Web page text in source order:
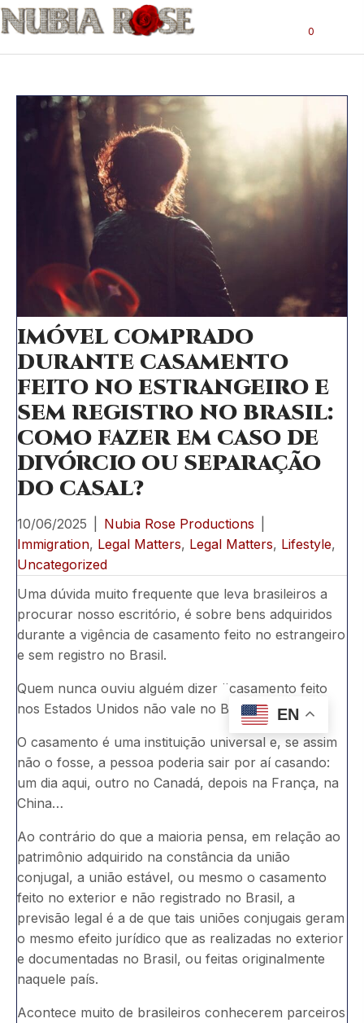
0
EN
IMÓVEL COMPRADO
DURANTE CASAMENTO
FEITO NO ESTRANGEIRO E
SEM REGISTRO NO BRASIL:
COMO FAZER EM CASO DE
DIVÓRCIO OU SEPARAÇÃO
DO CASAL?
10/06/2025 Nubia Rose Productions
Immigration, Legal Matters, Legal Matters, Lifestyle,
Uncategorized
Uma dúvida muito frequente que leva brasileiros a
procurar nosso escritório, é sobre bens adquiridos
durante a vigência de casamento feito no estrangeiro
e sem registro no Brasil.
Quem nunca ouviu alguém dizer ¨casamento feito
nos Estados Unidos não vale no Brasil”?.
O casamento é uma instituição universal e, se assim
não o fosse, a pessoa poderia sair por aí casando:
um dia aqui, outro no Canadá, depois na França, na
China…
Ao contrário do que a maioria pensa, em relação ao
patrimônio adquirido na constância da união
conjugal, a união estável, ou mesmo o casamento
feito no exterior e não registrado no Brasil, a
previsão legal é a de que tais uniões conjugais geram
o mesmo efeito jurídico que as realizadas no exterior
e documentadas no Brasil, ou feitas originalmente
naquele país.
Acontece muito de brasileiros conhecerem parceiros